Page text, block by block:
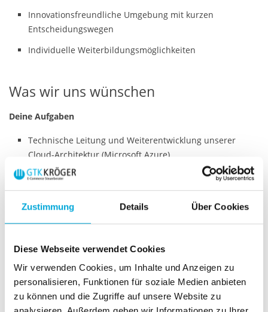
Zustimmung Details Über Cookies
Diese Webseite verwendet Cookies
Wir verwenden Cookies, um Inhalte und Anzeigen zu
personalisieren, Funktionen für soziale Medien anbieten
zu können und die Zugriffe auf unsere Website zu
Innovationsfreundliche Umgebung mit kurzen
Entscheidungswegen
Individuelle Weiterbildungsmöglichkeiten
Was wir uns wünschen
Deine Aufgaben
Technische Leitung und Weiterentwicklung unserer
Cloud-Architektur (Microsoft Azure)
Fachliche Führung und Mentoring
Systemintegrationen
CI/CD-Prozessen
Enge Abstimmung mit demHead of Automation & AI
der Integration von KI-Use-Cases in unsere bestehenden
Systeme